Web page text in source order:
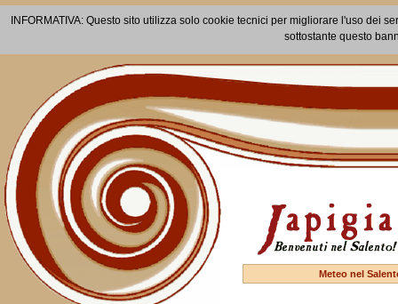
INFORMATIVA: Questo sito utilizza solo cookie tecnici per migliorare l'uso dei
sottostante questo
Meteo nel